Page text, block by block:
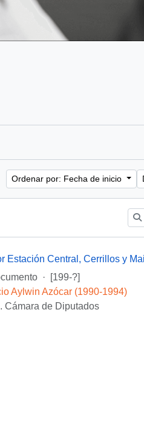
Ordenar por: Fecha de inicio
Estación Central, Cerrillos y
·
[199-?]
Aylwin Azócar (1990-1994)
Cámara de Diputados